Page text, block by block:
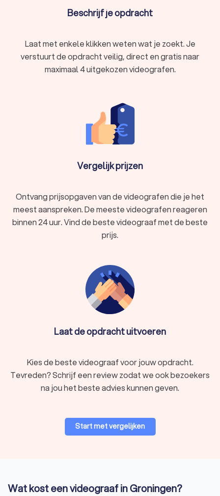
Het huren van een videograaf in Groningen hoeft niet
kunt de diensten en prijzen van verschillende videografen in
Groningen vergelijken en de beste keuze maken voor jouw
evenement.
Beschrijf je opdracht
Laat met enkele klikken weten wat je zoekt. Je
verstuurt de opdracht veilig, direct en gratis naar
maximaal 4 uitgekozen videografen.
Vergelijk prijzen
Ontvang prijsopgaven van de videografen die je het
meest aanspreken. De meeste videografen reageren
binnen 24 uur. Vind de beste videograaf met de beste
prijs.
Laat de opdracht uitvoeren
Kies de beste videograaf voor jouw opdracht.
Tevreden? Schrijf een review zodat we ook bezoekers
na jou het beste advies kunnen geven.
Start met vergelijken
Wat kost een videograaf in Groningen?